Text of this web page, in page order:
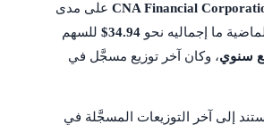
CNA Financialعلى مدى
$34.94للسهم
سنوي، وكان آخر توزيع مسجَّل في
إلى آخر التوزيعات المسجَّلة في